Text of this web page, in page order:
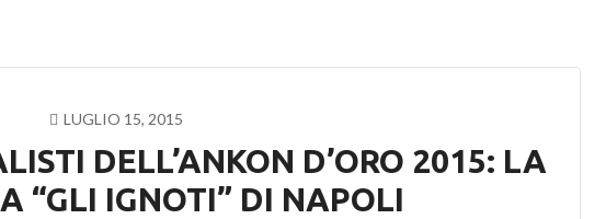
LUGLIO 15, 2015
DELL’ANKON D’ORO 2015: LA
“GLI IGNOTI” DI NAPOLI